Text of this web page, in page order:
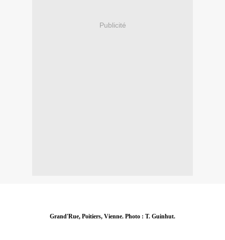
Publicité
Grand'Rue, Poitiers, Vienne. Photo : T. Guinhut.